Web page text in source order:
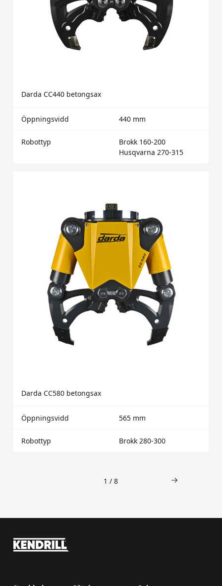
Darda CC440 betongsax
Öppningsvidd 440 mm
Robottyp
Brokk 160-200
Husqvarna 270-315
Darda CC580 betongsax
Öppningsvidd 565 mm
Robottyp Brokk 280-300
1 / 8